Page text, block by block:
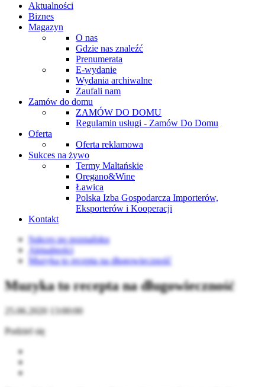
Aktualności
Biznes
Magazyn
O nas
Gdzie nas znaleźć
Prenumerata
E-wydanie
Wydania archiwalne
Zaufali nam
Zamów do domu
ZAMÓW DO DOMU
Regulamin usługi - Zamów Do Domu
Oferta
Oferta reklamowa
Sukces na żywo
Termy Maltańskie
Oregano&Wine
Ławica
Polska Izba Gospodarcza Importerów,
Eksporterów i Kooperacji
Kontakt
Sukces po poznańsku
Aktualności
Muzyka to recepta na długowieczność
Muzyka to recepta na długowieczność
25.06.2020 13:00:00
Podziel się